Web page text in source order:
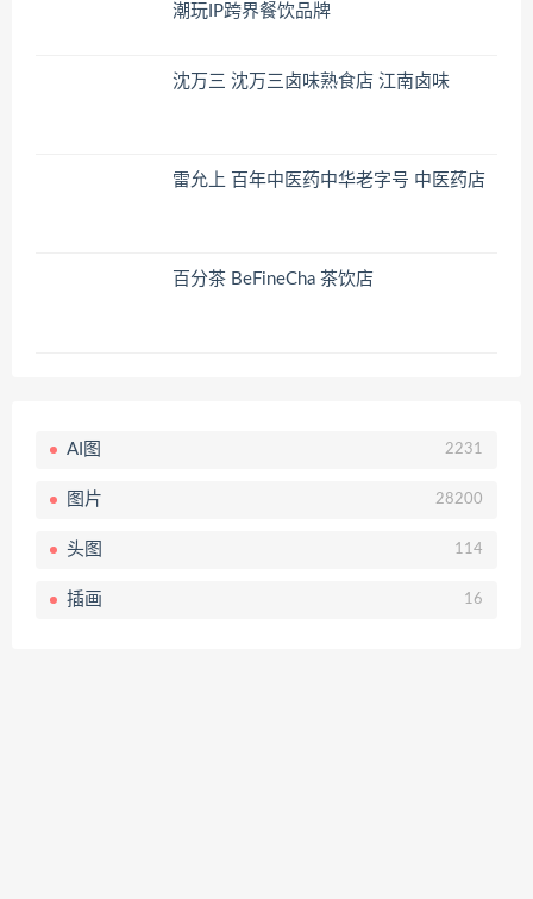
潮玩IP跨界餐饮品牌
沈万三 沈万三卤味熟食店 江南卤味
雷允上 百年中医药中华老字号 中医药店
百分茶 BeFineCha 茶饮店
AI图 2231
图片 28200
头图 114
插画 16